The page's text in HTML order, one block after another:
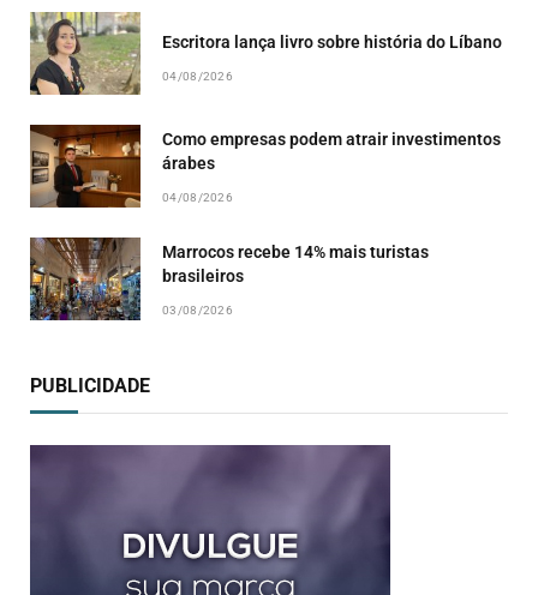
Escritora lança livro sobre história do Líbano
04/08/2026
Como empresas podem atrair investimentos
árabes
04/08/2026
Marrocos recebe 14% mais turistas
brasileiros
03/08/2026
PUBLICIDADE